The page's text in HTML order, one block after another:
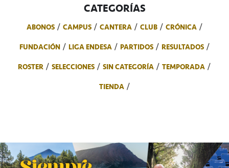
CATEGORÍAS
ABONOS CAMPUS CANTERA CLUB
CRÓNICA
FUNDACIÓN
LIGA ENDESA PARTIDOS
RESULTADOS
ROSTER
SELECCIONES SIN CATEGORÍA
TEMPORADA
TIENDA